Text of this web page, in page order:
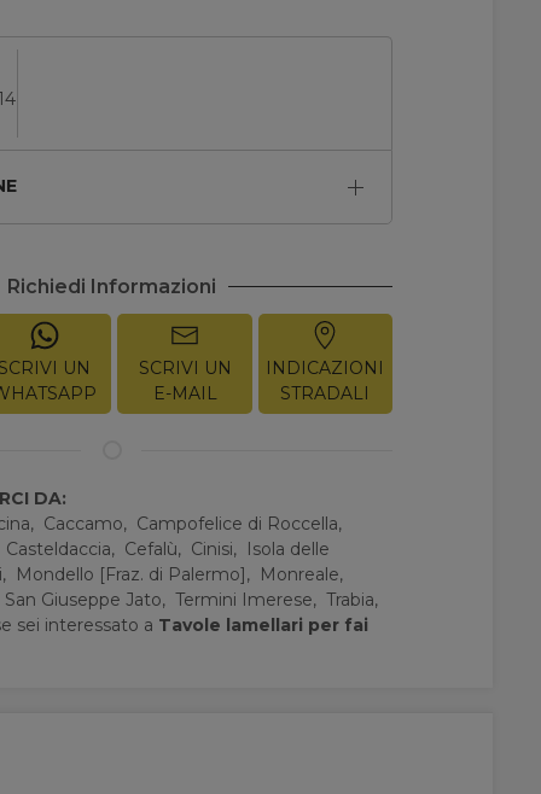
Richiedi Informazioni
UN
SCRIVI UN
E-MAIL
INDICAZIONI
STRADALI
DA:
Caccamo, Campofelice di Roccella,
Casteldaccia, Cefalù, Cinisi, Isola delle
Mondello [Fraz. di Palermo], Monreale,
San Giuseppe Jato, Termini Imerese, Trabia,
sei interessato a Tavole lamellari per fai